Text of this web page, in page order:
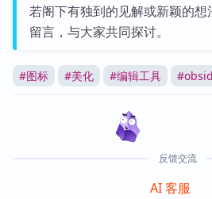
若阁下有独到的见解或新颖的
留言，与大家共同探讨。
#图标 #美化 #编辑工具 #
反馈交流
AI 客服